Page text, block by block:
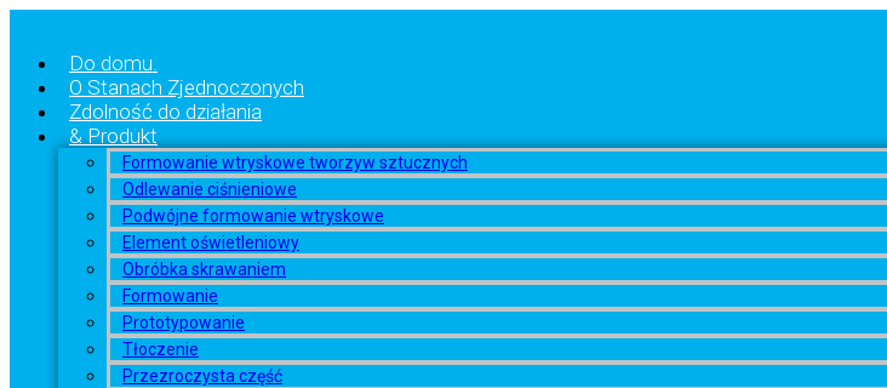
Do domu.
O Stanach Zjednoczonych
Zdolność do działania
& Produkt
Formowanie wtryskowe tworzyw sztucznych
Odlewanie ciśnieniowe
Podwójne formowanie wtryskowe
Element oświetleniowy
Obróbka skrawaniem
Formowanie
Prototypowanie
Tłoczenie
Przezroczysta część